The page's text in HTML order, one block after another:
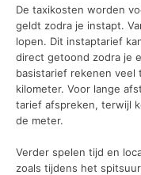
De taxikosten worden
geldt zodra je instapt.
lopen. Dit instaptarief
direct getoond zodra je
basistarief rekenen veel
kilometer. Voor lange
tarief afspreken, terwijl
de meter.
Verder spelen tijd en
zoals tijdens het